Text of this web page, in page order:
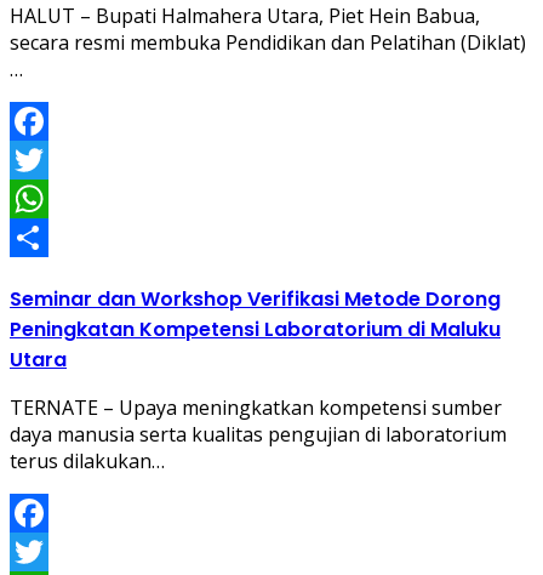
HALUT – Bupati Halmahera Utara, Piet Hein Babua,
secara resmi membuka Pendidikan dan Pelatihan (Diklat)
…
Facebook
Twitter
WhatsApp
Seminar dan Workshop Verifikasi Metode Dorong
Peningkatan Kompetensi Laboratorium di Maluku
Utara
TERNATE – Upaya meningkatkan kompetensi sumber
daya manusia serta kualitas pengujian di laboratorium
terus dilakukan…
Facebook